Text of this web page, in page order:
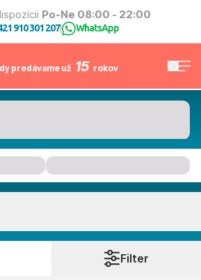
Po-Ne 08:00 - 22:00
910 301 207| WhatsApp
predávame už 15 rokov
Filter